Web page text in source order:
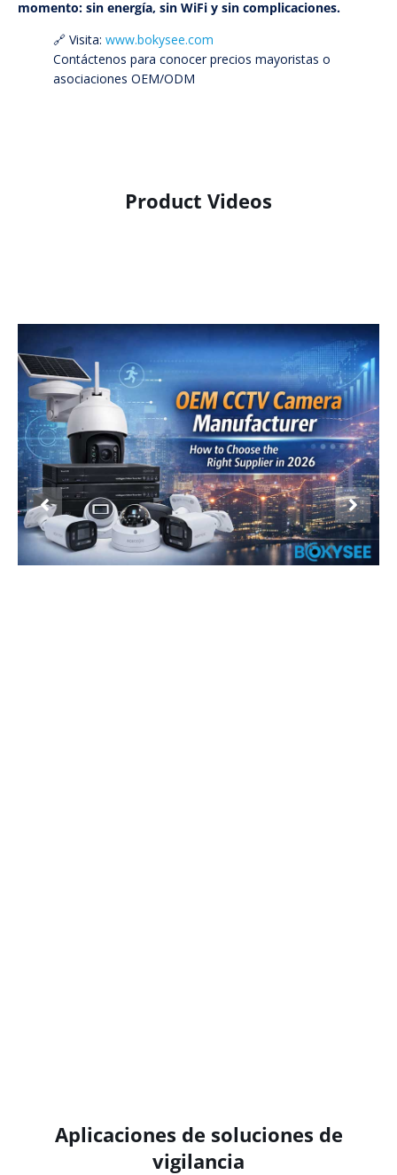
momento: sin energía, sin WiFi y sin complicaciones.
🔗 Visita: www.bokysee.com
Contáctenos para conocer precios mayoristas o
asociaciones OEM/ODM
Product Videos
Aplicaciones de soluciones de
vigilancia